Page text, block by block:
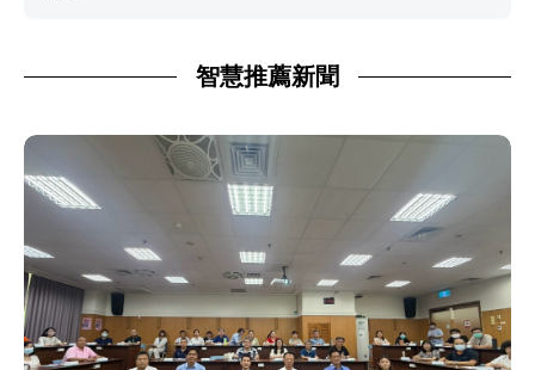
智慧推薦新聞